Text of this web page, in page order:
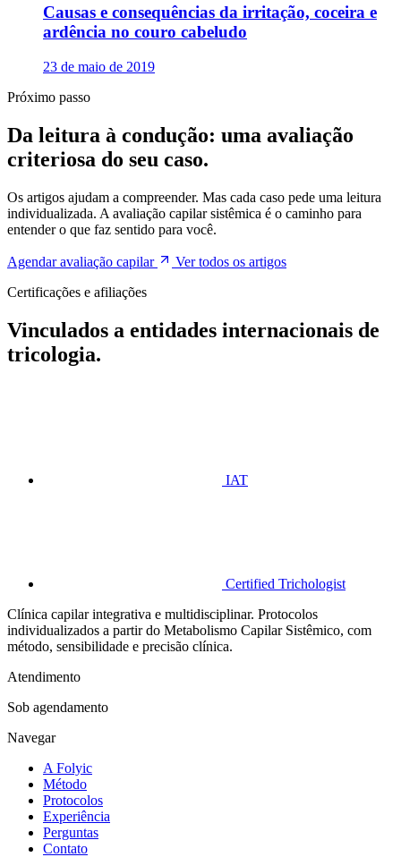
Causas e consequências da irritação, coceira e
ardência no couro cabeludo
23 de maio de 2019
Próximo passo
Da leitura à condução: uma avaliação
criteriosa do seu caso.
Os artigos ajudam a compreender. Mas cada caso pede uma leitura
individualizada. A avaliação capilar sistêmica é o caminho para
entender o que faz sentido para você.
Agendar avaliação capilar
Ver todos os artigos
Certificações e afiliações
Vinculados a entidades internacionais de
tricologia.
IAT
Certified Trichologist
Clínica capilar integrativa e multidisciplinar. Protocolos
individualizados a partir do Metabolismo Capilar Sistêmico, com
método, sensibilidade e precisão clínica.
Atendimento
Sob agendamento
Navegar
A Folyic
Método
Protocolos
Experiência
Perguntas
Contato